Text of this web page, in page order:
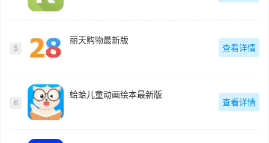
5
丽天购物最新版
查看详情
6
蛤蛤儿童动画绘本最新版
查看详情